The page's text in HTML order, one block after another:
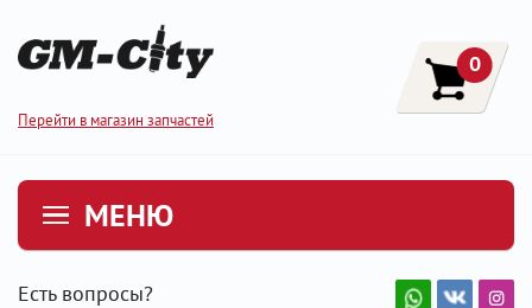
Перейти в магазин запчастей
0
МЕНЮ
Есть вопросы?